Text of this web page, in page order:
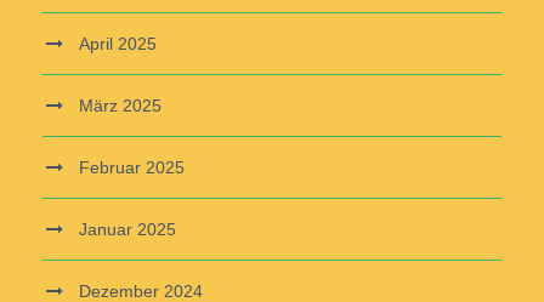
April 2025
März 2025
Februar 2025
Januar 2025
Dezember 2024